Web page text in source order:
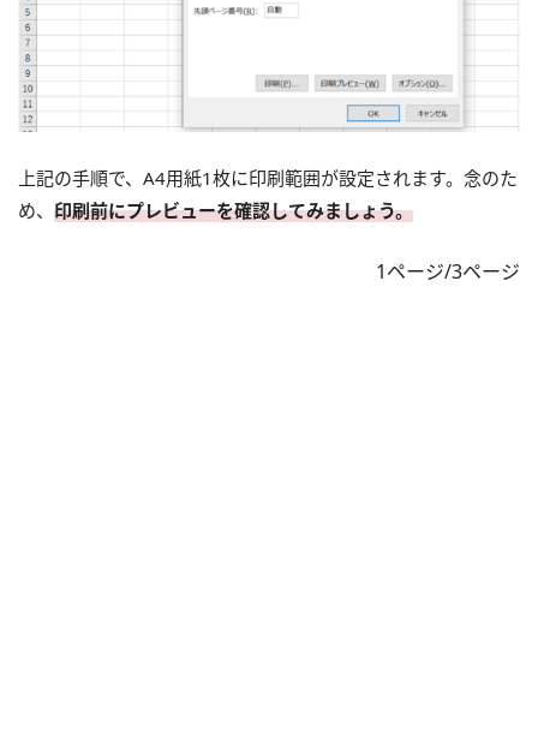
上記の手順で、A4用紙1枚に印刷範囲が設定されます。念のた
め、 印刷前にプレビューを確認してみましょう。
1ページ/3ページ